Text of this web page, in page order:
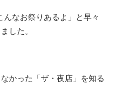
なお祭りあるよ」と早々
した。
かった「ザ・夜店」を知る